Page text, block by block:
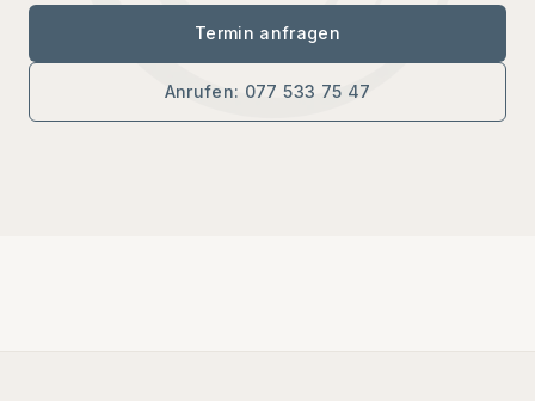
Termin anfragen
Anrufen: 077 533 75 47